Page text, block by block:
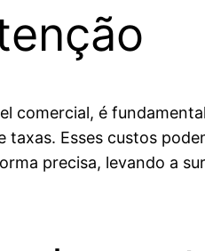
comercial, é
Esses custos
precisa, levando a